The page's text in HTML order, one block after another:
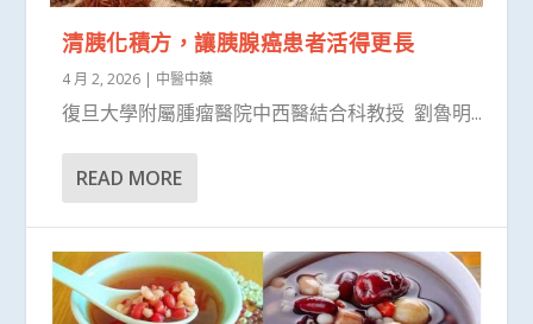
清胰化積方，讓胰腺癌患者活得更長
4 月 2, 2026 | 中醫中藥
復旦大學附屬腫瘤醫院中西醫結合科教授 劉魯明...
READ MORE